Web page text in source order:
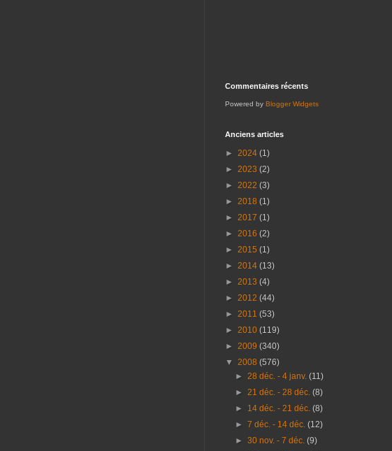
Commentaires récents
Powered by Blogger Widgets
Anciens articles
► 2024 (1)
► 2023 (2)
► 2022 (3)
► 2018 (1)
► 2017 (1)
► 2016 (2)
► 2015 (1)
► 2014 (13)
► 2013 (4)
► 2012 (44)
► 2011 (53)
► 2010 (119)
► 2009 (340)
▼ 2008 (576)
►28 déc. - 4 janv.(11)
►21 déc. - 28 déc.(8)
► 14 déc. - 21 déc.(8)
►7 déc. - 14 déc.(12)
►30 nov. - 7 déc.(9)